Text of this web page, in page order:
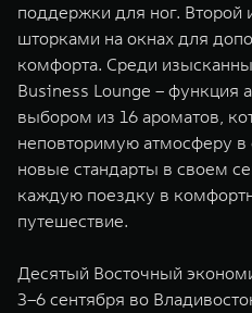
поддержки для ног.
шторками на окнах для
комфорта. Среди
Business Lounge – функция
выбором из 16 ароматов,
неповторимую атмосферу в
новые стандарты в своем
каждую поездку в
путешествие.
Десятый Восточный
3–6 сентября во